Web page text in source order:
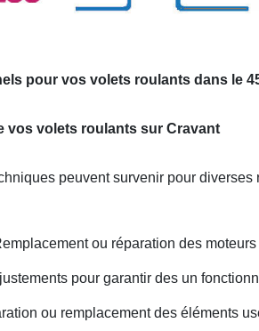
pour vos volets roulants dans le
vos volets roulants sur Cravant
peuvent survenir pour diverses
ou réparation des
pour garantir des un
ou remplacement des éléments